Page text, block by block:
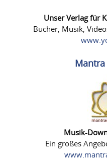
Unser Verlag für
Bücher, Musik,
Musik-
Ein großes